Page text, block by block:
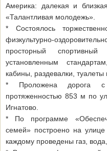
Америка: далекая и
«Талантливая молодежь».
* Состоялось
физкультурно-
просторный спортивный
установленным
кабины, раздевалки, туалеты
* Проложена дорога с
протяженностью 853 м по
Игнатово.
* По программе
семей» построено на
каждому проведены газ,